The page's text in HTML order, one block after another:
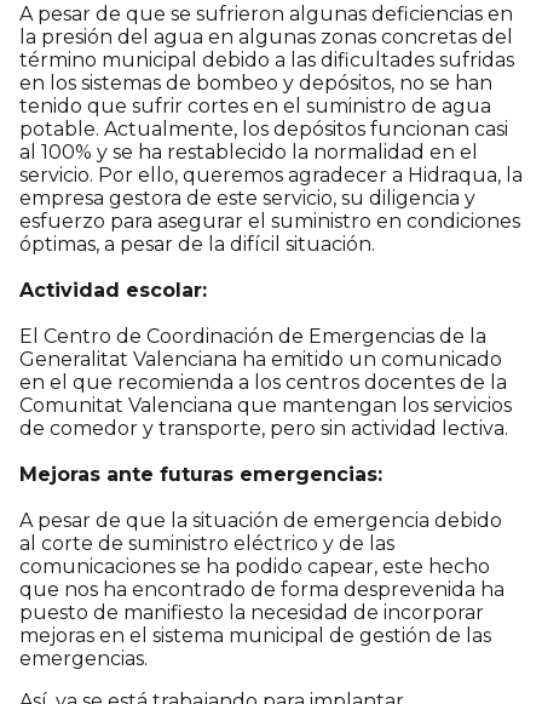
A pesar de que se sufrieron algunas deficiencias en
la presión del agua en algunas zonas concretas del
término municipal debido a las dificultades sufridas
en los sistemas de bombeo y depósitos, no se han
tenido que sufrir cortes en el suministro de agua
potable. Actualmente, los depósitos funcionan casi
al 100% y se ha restablecido la normalidad en el
servicio. Por ello, queremos agradecer a Hidraqua, la
empresa gestora de este servicio, su diligencia y
esfuerzo para asegurar el suministro en condiciones
óptimas, a pesar de la difícil situación.
Actividad escolar:
El Centro de Coordinación de Emergencias de la
Generalitat Valenciana ha emitido un comunicado
en el que recomienda a los centros docentes de la
Comunitat Valenciana que mantengan los servicios
de comedor y transporte, pero sin actividad lectiva.
Mejoras ante futuras emergencias:
A pesar de que la situación de emergencia debido
al corte de suministro eléctrico y de las
comunicaciones se ha podido capear, este hecho
que nos ha encontrado de forma desprevenida ha
puesto de manifiesto la necesidad de incorporar
mejoras en el sistema municipal de gestión de las
emergencias.